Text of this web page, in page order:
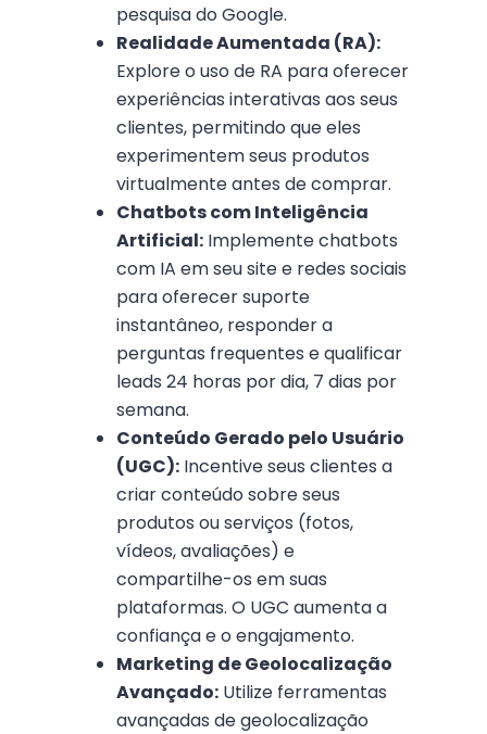
pesquisa do Google.
Realidade Aumentada (RA):
Explore o uso de RA para oferecer
experiências interativas aos seus
clientes, permitindo que eles
experimentem seus produtos
virtualmente antes de comprar.
Chatbots com Inteligência
Artificial: Implemente chatbots
com IA em seu site e redes sociais
para oferecer suporte
instantâneo, responder a
perguntas frequentes e qualificar
leads 24 horas por dia, 7 dias por
semana.
Conteúdo Gerado pelo Usuário
(UGC): Incentive seus clientes a
criar conteúdo sobre seus
produtos ou serviços (fotos,
vídeos, avaliações) e
compartilhe-os em suas
plataformas. O UGC aumenta a
confiança e o engajamento.
Marketing de Geolocalização
Avançado: Utilize ferramentas
avançadas de geolocalização